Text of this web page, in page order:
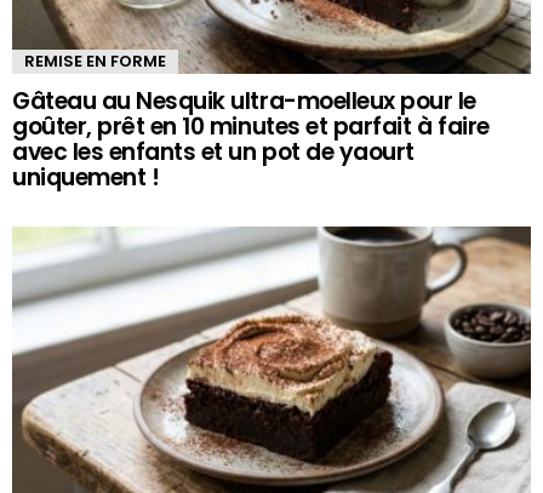
REMISE EN FORME
Gâteau au Nesquik ultra-moelleux pour le
goûter, prêt en 10 minutes et parfait à faire
avec les enfants et un pot de yaourt
uniquement !